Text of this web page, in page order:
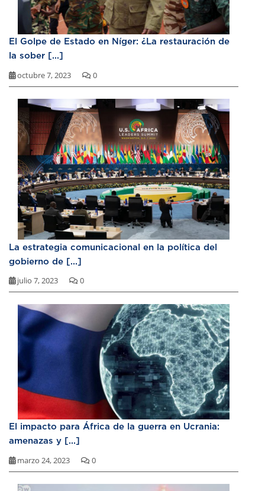
El Golpe de Estado en Níger: ¿La restauración de
la sober [...]
octubre 7, 2023 0
La estrategia comunicacional en la política del
gobierno de [...]
julio 7, 2023 0
El impacto para África de la guerra en Ucrania:
amenazas y [...]
marzo 24, 2023 0